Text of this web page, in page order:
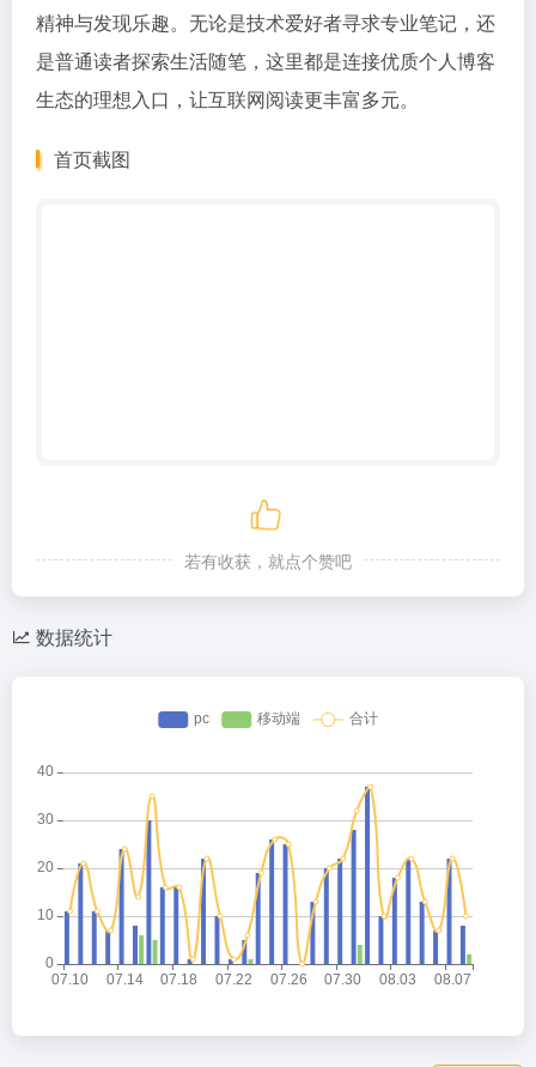
精神与发现乐趣。无论是技术爱好者寻求专业笔记，还
是普通读者探索生活随笔，这里都是连接优质个人博客
生态的理想入口，让互联网阅读更丰富多元。
首页截图
若有收获，就点个赞吧
数据统计